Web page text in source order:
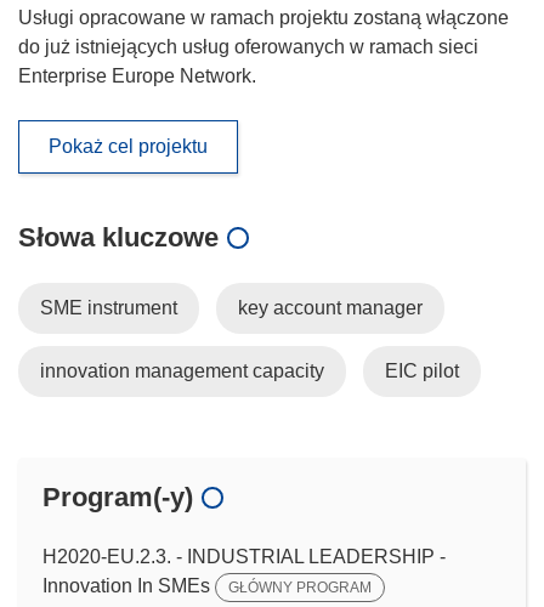
Usługi opracowane w ramach projektu zostaną włączone
do już istniejących usług oferowanych w ramach sieci
Enterprise Europe Network.
Pokaż cel projektu
Słowa kluczowe
SME instrument key account manager
innovation management capacity EIC pilot
Program(-y)
H2020-EU.2.3. - INDUSTRIAL LEADERSHIP -
Innovation In SMEs
GŁÓWNY PROGRAM